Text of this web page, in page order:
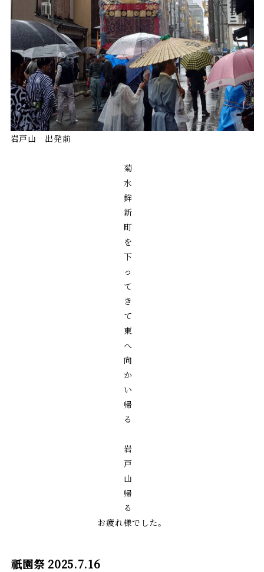
岩戸山 出発前
菊
水
鉾
新
町
を
下
っ
て
き
て
東
へ
向
か
い
帰
る
岩
戸
山
帰
る
お疲れ様でした。
祇園祭 2025.7.16